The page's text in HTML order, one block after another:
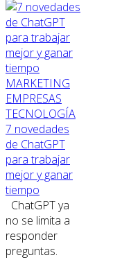
MARKETING
EMPRESAS
TECNOLOGÍA
7 novedades
de ChatGPT
para trabajar
mejor y ganar
tiempo
ChatGPT ya
no se limita a
responder
preguntas.